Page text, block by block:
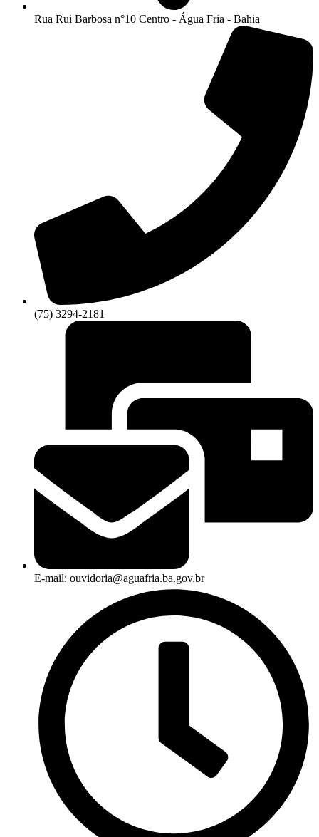
Rua Rui Barbosa n°10 Centro - Água Fria - Bahia
(75) 3294-2181
E-mail: ouvidoria@aguafria.ba.gov.br